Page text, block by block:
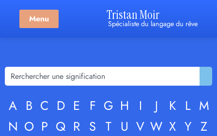
Menu Tristan Moir
Spécialiste du langage du rêve
A B C D E F G H I J K L M
N O P Q R S T U V W X Y Z